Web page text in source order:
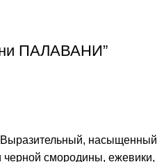
ПАЛАВАНИ”
Выразительный, насыщенный
черной смородины, ежевики,